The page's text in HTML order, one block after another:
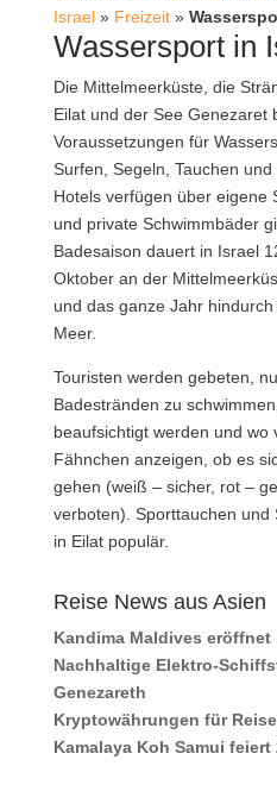
Israel» Freizeit»
Wassersport in
Die Mittelmeerküste, die
Eilat und der See Genezaret
Voraussetzungen für
Surfen, Segeln, Tauchen
Hotels verfügen über eigene
und private Schwimmbäder
Badesaison dauert in Israel
Oktober an der
und das ganze Jahr
Meer.
Touristen werden gebeten,
Badestränden zu
beaufsichtigt werden und wo
Fähnchen anzeigen, ob es
gehen (weiß – sicher, rot –
verboten). Sporttauchen und
in Eilat populär.
Reise News aus Asien
Kandima Maldives eröffnet
Nachhaltige Elektro-
Genezareth
Kryptowährungen für
Kamalaya Koh Samui